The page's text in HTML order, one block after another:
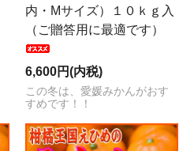
内・Mサイズ）１０ｋｇ入
（ご贈答用に最適です）
6,600円(内税)
この冬は、愛媛みかんがおす
すめです！！